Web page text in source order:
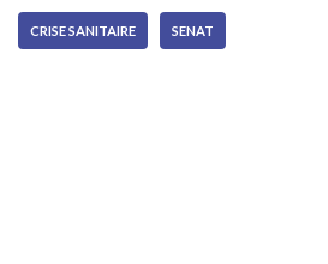
CRISE SANITAIRE SENAT